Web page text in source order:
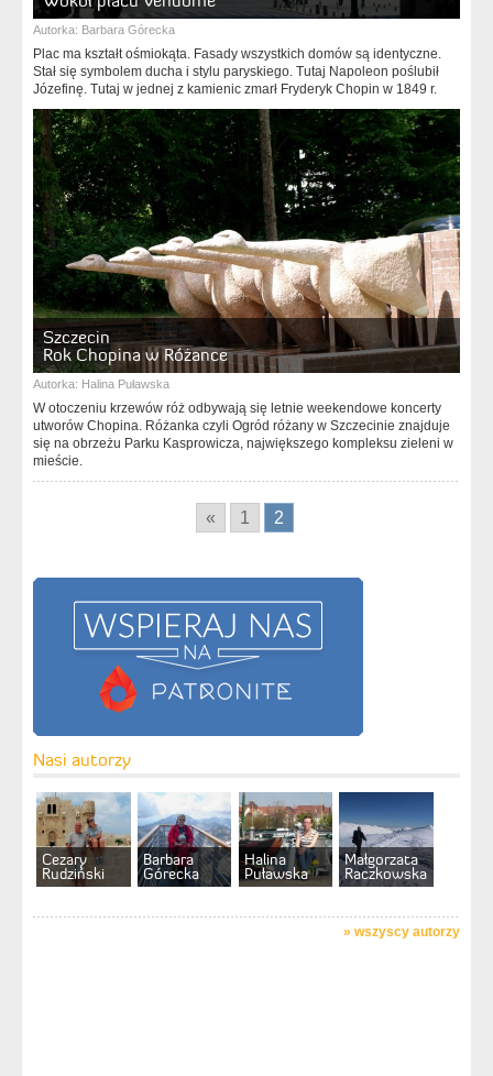
Autorka: Barbara Górecka
Plac ma kształt ośmiokąta. Fasady wszystkich domów są identyczne.
Stał się symbolem ducha i stylu paryskiego. Tutaj Napoleon poślubił
Józefinę. Tutaj w jednej z kamienic zmarł Fryderyk Chopin w 1849 r.
Szczecin
Rok Chopina w Różance
Autorka: Halina Puławska
W otoczeniu krzewów róż odbywają się letnie weekendowe koncerty
utworów Chopina. Różanka czyli Ogród różany w Szczecinie znajduje
się na obrzeżu Parku Kasprowicza, największego kompleksu zieleni w
mieście.
« 1 2
Nasi autorzy
Cezary
Rudziński
Barbara
Górecka
Halina
Puławska
Małgorzata
Raczkowska
» wszyscy autorzy